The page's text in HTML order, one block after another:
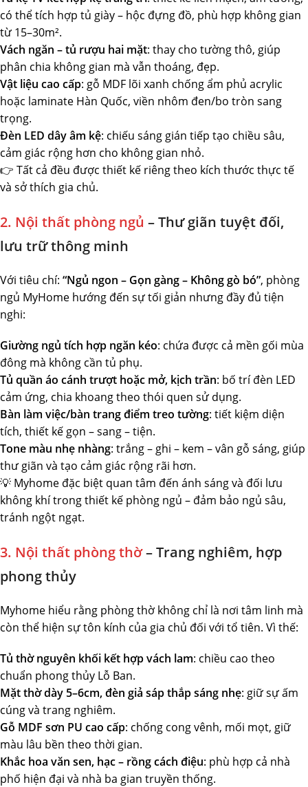
có thể tích hợp tủ giày – hộc đựng đồ, phù hợp không gian
từ 15–30m².
Vách ngăn – tủ rượu hai mặt: thay cho tường thô, giúp
phân chia không gian mà vẫn thoáng, đẹp.
Vật liệu cao cấp: gỗ MDF lõi xanh chống ẩm phủ acrylic
hoặc laminate Hàn Quốc, viền nhôm đen/bo tròn sang
trọng.
Đèn LED dây âm kệ: chiếu sáng gián tiếp tạo chiều sâu,
cảm giác rộng hơn cho không gian nhỏ.
👉 Tất cả đều được thiết kế riêng theo kích thước thực tế
và sở thích gia chủ.
2. Nội thất phòng ngủ – Thư giãn tuyệt đối,
lưu trữ thông minh
Với tiêu chí: “Ngủ ngon – Gọn gàng – Không gò bó”, phòng
ngủ MyHome hướng đến sự tối giản nhưng đầy đủ tiện
nghi:
Giường ngủ tích hợp ngăn kéo: chứa được cả mền gối mùa
đông mà không cần tủ phụ.
Tủ quần áo cánh trượt hoặc mở, kịch trần: bố trí đèn LED
cảm ứng, chia khoang theo thói quen sử dụng.
Bàn làm việc/bàn trang điểm treo tường: tiết kiệm diện
tích, thiết kế gọn – sang – tiện.
Tone màu nhẹ nhàng: trắng – ghi – kem – vân gỗ sáng, giúp
thư giãn và tạo cảm giác rộng rãi hơn.
💡 Myhome đặc biệt quan tâm đến ánh sáng và đối lưu
không khí trong thiết kế phòng ngủ – đảm bảo ngủ sâu,
tránh ngột ngạt.
3. Nội thất phòng thờ– Trang nghiêm, hợp
phong thủy
Myhome hiểu rằng phòng thờ không chỉ là nơi tâm linh mà
còn thể hiện sự tôn kính của gia chủ đối với tổ tiên. Vì thế:
Tủ thờ nguyên khối kết hợp vách lam: chiều cao theo
chuẩn phong thủy Lỗ Ban.
Mặt thờ dày 5–6cm, đèn giả sáp thắp sáng nhẹ: giữ sự ấm
cúng và trang nghiêm.
Gỗ MDF sơn PU cao cấp: chống cong vênh, mối mọt, giữ
màu lâu bền theo thời gian.
Khắc hoa văn sen, hạc – rồng cách điệu: phù hợp cả nhà
phố hiện đại và nhà ba gian truyền thống.